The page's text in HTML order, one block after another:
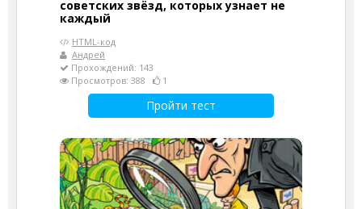
советских звёзд, которых узнает не
каждый
HTML-код
Андрей
Прохождений: 143
Просмотров: 388
1
Пройти тест